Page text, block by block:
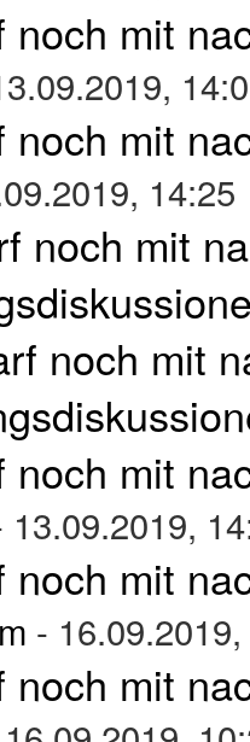
noch mit
noch mit
14:25
noch mit
noch mit
noch mit
13.09.2019,
noch mit
-
noch mit